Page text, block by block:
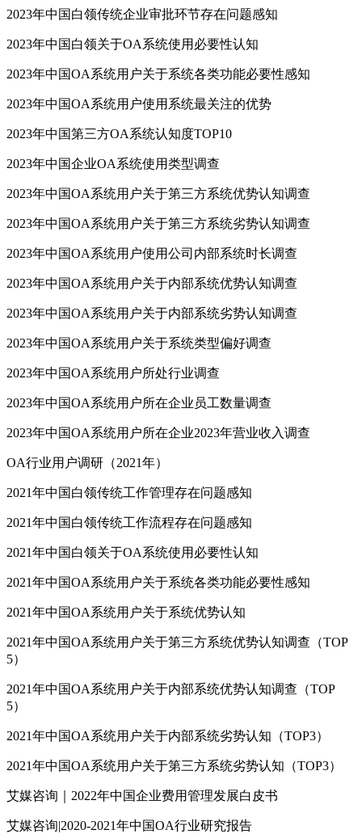
2023年中国白领传统企业审批环节存在问题感知
2023年中国白领关于OA系统使用必要性认知
2023年中国OA系统用户关于系统各类功能必要性感知
2023年中国OA系统用户使用系统最关注的优势
2023年中国第三方OA系统认知度TOP10
2023年中国企业OA系统使用类型调查
2023年中国OA系统用户关于第三方系统优势认知调查
2023年中国OA系统用户关于第三方系统劣势认知调查
2023年中国OA系统用户使用公司内部系统时长调查
2023年中国OA系统用户关于内部系统优势认知调查
2023年中国OA系统用户关于内部系统劣势认知调查
2023年中国OA系统用户关于系统类型偏好调查
2023年中国OA系统用户所处行业调查
2023年中国OA系统用户所在企业员工数量调查
2023年中国OA系统用户所在企业2023年营业收入调查
OA行业用户调研（2021年）
2021年中国白领传统工作管理存在问题感知
2021年中国白领传统工作流程存在问题感知
2021年中国白领关于OA系统使用必要性认知
2021年中国OA系统用户关于系统各类功能必要性感知
2021年中国OA系统用户关于系统优势认知
2021年中国OA系统用户关于第三方系统优势认知调查（TOP
5）
2021年中国OA系统用户关于内部系统优势认知调查（TOP
5）
2021年中国OA系统用户关于内部系统劣势认知（TOP3）
2021年中国OA系统用户关于第三方系统劣势认知（TOP3）
艾媒咨询｜2022年中国企业费用管理发展白皮书
艾媒咨询|2020-2021年中国OA行业研究报告